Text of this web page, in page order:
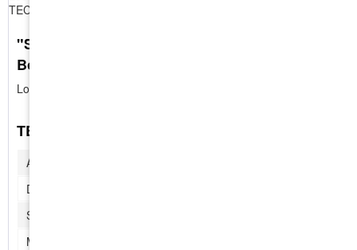
TECHNISCHE DATEN: Antrieb:...
"Schnellbauschraube | 3,5X35 | Feingewinde |
Bohrspitze"
Lose Schnellbauschrauben mit Feingewinde und Bohrspitze.
TECHNISCHE DATEN:
Antrieb:
Durchmesser:
Schraubenlänge:
Material: